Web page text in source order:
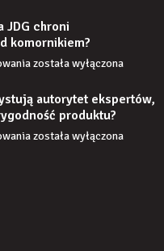
stanie,
jeśli
przez
czas
nie
uzupełnię
braku
JDG chroni
komornikiem?
Czy
JDG
chroni
przedsiębiorcę
została wyłączona
autorytet ekspertów,
produktu?
Jak
została wyłączona